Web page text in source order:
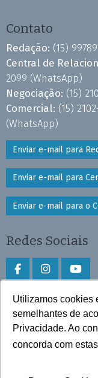
Utilizamos cookies
semelhantes de
Privacidade. Ao
concorda com
Contato
Redação: (15)
Central de
2099 (WhatsApp)
Negociação: (15)
Comercial: (15)
(WhatsApp)
Enviar e-mail para
Enviar e-mail para
Enviar e-mail para o
Redes Sociais
Faça download
Play Store e App
Todos os